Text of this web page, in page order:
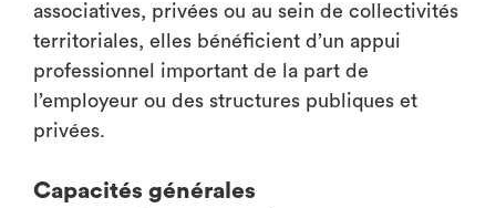
associatives, privées ou au sein de collectivités
territoriales, elles bénéficient d’un appui
professionnel important de la part de
l’employeur ou des structures publiques et
privées.
Capacités générales